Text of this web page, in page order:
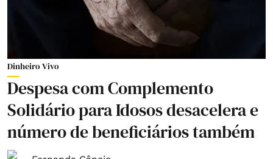
Dinheiro Vivo
Despesa com Complemento
Solidário para Idosos desacelera e
número de beneficiários também